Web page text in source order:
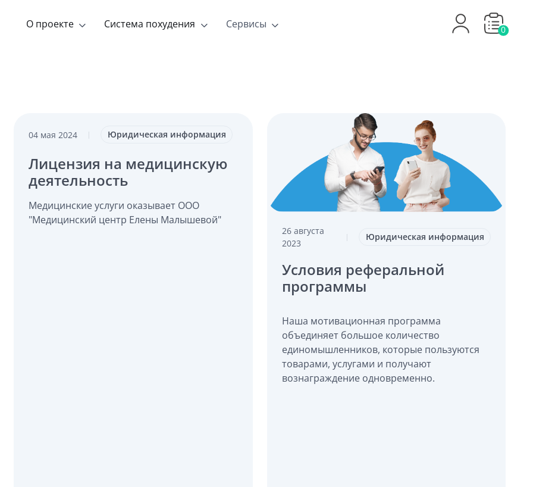
О проекте Система похудения Сервисы 0
04 мая 2024 | Юридическая информация
Лицензия на медицинскую
деятельность
Медицинские услуги оказывает ООО
"Медицинский центр Елены Малышевой"
26 августа
2023
| Юридическая информация
Условия реферальной
программы
Наша мотивационная программа
объединяет большое количество
единомышленников, которые пользуются
товарами, услугами и получают
вознаграждение одновременно.